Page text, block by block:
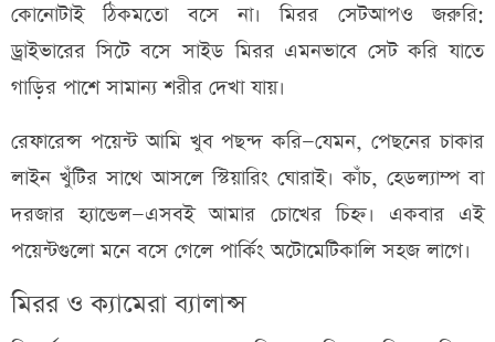
কোনোটাই ঠিকমতো বসে না। মিরর সেটআপও জরুরি:
ড্রাইভারের সিটে বসে সাইড মিরর এমনভাবে সেট করি যাতে
গাড়ির পাশে সামান্য শরীর দেখা যায়।
রেফারেন্স পয়েন্ট আমি খুব পছন্দ করি—যেমন, পেছনের চাকার
লাইন খুঁটির সাথে আসলে স্টিয়ারিং ঘোরাই। কাঁচ, হেডল্যাম্প বা
দরজার হ্যান্ডেল—এসবই আমার চোখের চিহ্ন। একবার এই
পয়েন্টগুলো মনে বসে গেলে পার্কিং অটোমেটিকালি সহজ লাগে।
মিরর ও ক্যামেরা ব্যালান্স